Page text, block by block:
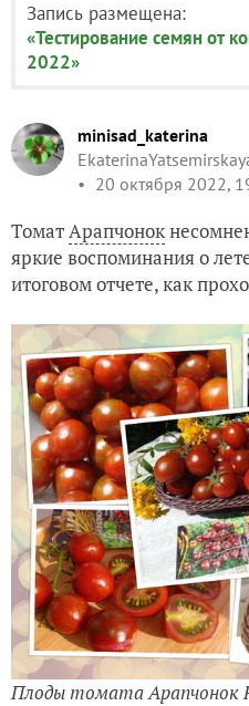
Запись размещена:
«Тестирование семян от
2022»
minisad_katerina
20 октября 2022,
ТоматАрапчонок
яркие воспоминания о
итоговом отчете, как
Плоды томата Арапчонок